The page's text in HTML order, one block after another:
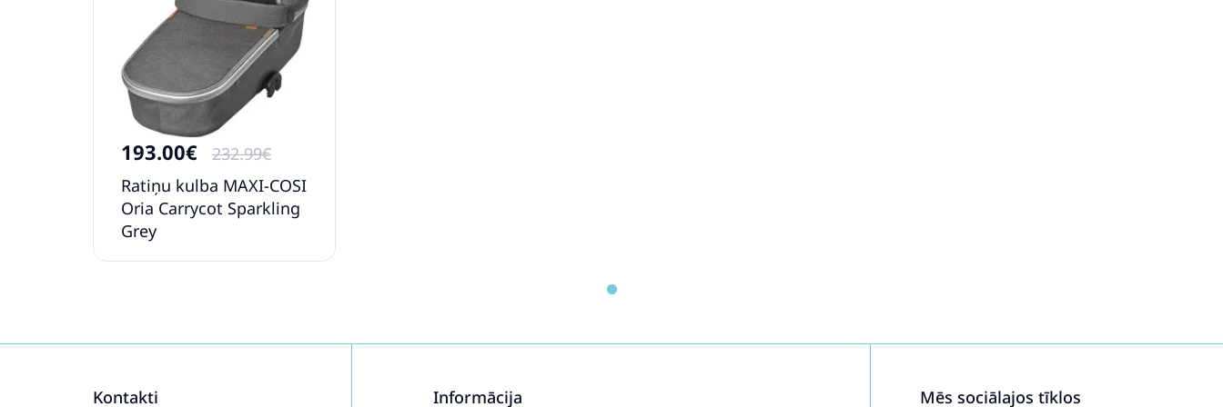
193.00€
232.99€
Ratiņu kulba MAXI-COSI
Oria Carrycot Sparkling
Grey
Kontakti Informācija Mēs sociālajos tīklos